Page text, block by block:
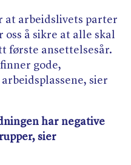
at arbeidslivets parter
å sikre at alle skal
første ansettelsesår.
gode,
sier
har negative
sier